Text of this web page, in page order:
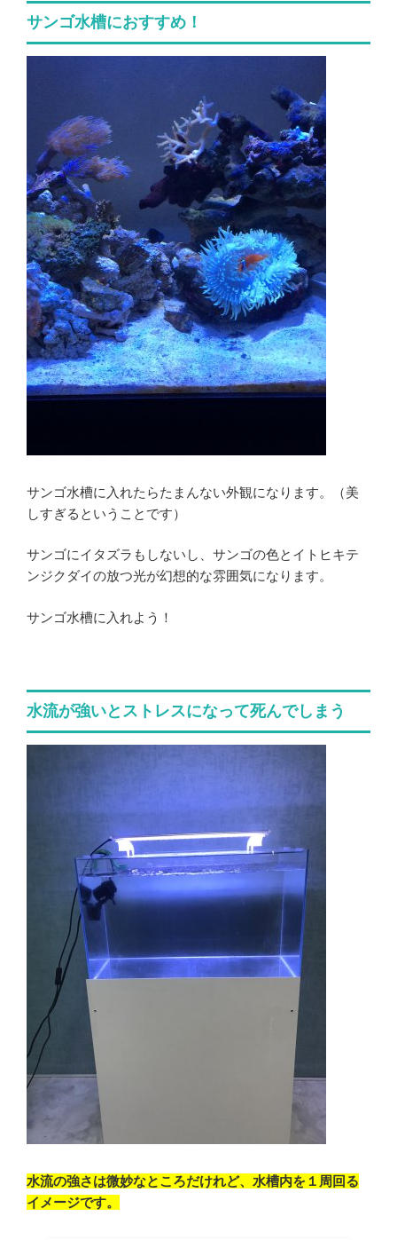
サンゴ水槽におすすめ！
サンゴ水槽に入れたらたまんない外観になります。（美
しすぎるということです）
サンゴにイタズラもしないし、サンゴの色とイトヒキテ
ンジクダイの放つ光が幻想的な雰囲気になります。
サンゴ水槽に入れよう！
水流が強いとストレスになって死んでしまう
水流の強さは微妙なところだけれど、水槽内を１周回る
イメージです。